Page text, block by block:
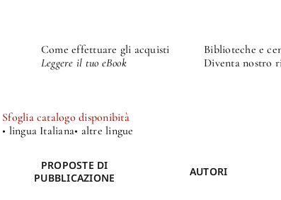
Come effettuare gli acquisti
Leggere il tuo eBook
Biblioteche e
Diventa nostro
Sfoglia catalogo disponibità
• lingua Italiana• altre lingue
PROPOSTE DI
PUBBLICAZIONE
AUTORI